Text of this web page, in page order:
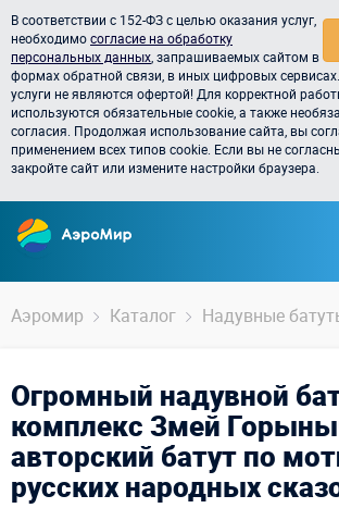
В соответствии с 152-ФЗ с целью оказания услуг,
необходимосогласие на обработку
персональных данных , запрашиваемых сайтом в
формах обратной связи, в иных цифровых
услуги не являются офертой! Для корректной
используются обязательные cookie, а также
согласия. Продолжая использование сайта, вы
применением всех типов cookie. Если вы не
закройте сайт или измените настройки браузера.
Аэромир Каталог Надувные
Огромный надувной
комплекс Змей
авторский батут по
русских народных